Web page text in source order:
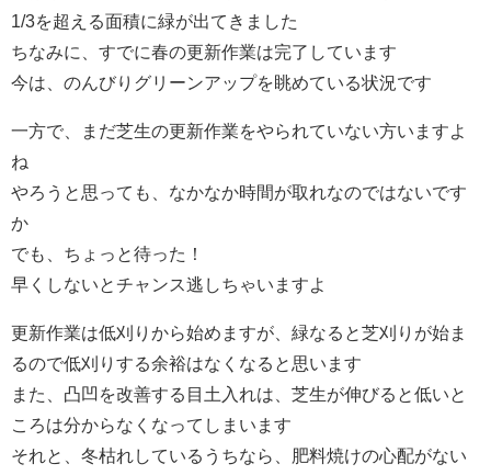
1/3を超える面積に緑が出てきました
ちなみに、すでに春の更新作業は完了しています
今は、のんびりグリーンアップを眺めている状況です
一方で、まだ芝生の更新作業をやられていない方いますよ
ね
やろうと思っても、なかなか時間が取れなのではないです
か
でも、ちょっと待った！
早くしないとチャンス逃しちゃいますよ
更新作業は低刈りから始めますが、緑なると芝刈りが始ま
るので低刈りする余裕はなくなると思います
また、凸凹を改善する目土入れは、芝生が伸びると低いと
ころは分からなくなってしまいます
それと、冬枯れしているうちなら、肥料焼けの心配がない